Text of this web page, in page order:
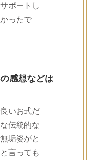
ポートし
ったで
感想などは
いお式だ
伝統的な
垢姿がと
言っても